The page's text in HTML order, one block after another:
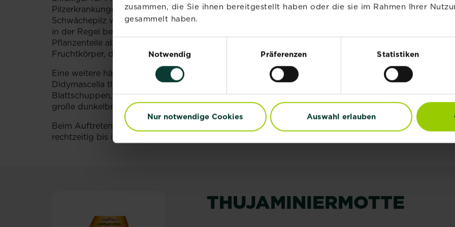
zusammen, die Sie ihnen bereitgestellt haben oder die sie im Rahmen Ihrer
gesammelt haben.
Einwilligungsauswahl
Notwendig
Präferenzen Statistiken
Nur notwendige Cookies Auswahl erlauben
Pilzerkrankungen an der Thuja zählt das Pestalotia-Zweigsterben (Pestalotia funerea). Dieser
Schwächepilz wird leicht mit unbelebten Schadursachen verwechselt. Die Schuppen werden
in der Regel bereits ab Februar/März gelb-braun und sterben ab. Später können auch ganze
Pflanzenteile absterben. Auf diesen Zweigen erscheinen 0,2 bis 0,4 mm große schwarze
Fruchtkörper, die sogar mit freiem Auge erkennbar sind.
Eine weitere häufige Pilzerkrankung an der Thuja ist die Schuppenbräune
, die von dem Pilz
Didymascella thujina hervorgerufen wird. Im Frühjahr zeigen sich zunächst einzelne vergilbte
Blattschuppen, woraufhin die befallenen Triebe absterben. Ab Ende Mai sind 0,5 bis 2 mm
große dunkelbraune Fruchtkörper sichtbar.
Beim Auftreten von Pestalotia-Zweigsterben oder Schuppenbräune sollten betroffene Triebe
rechtzeitig bis ins gesunde Holz ausgeschnitten werden.
THUJAMINIERMOTTE